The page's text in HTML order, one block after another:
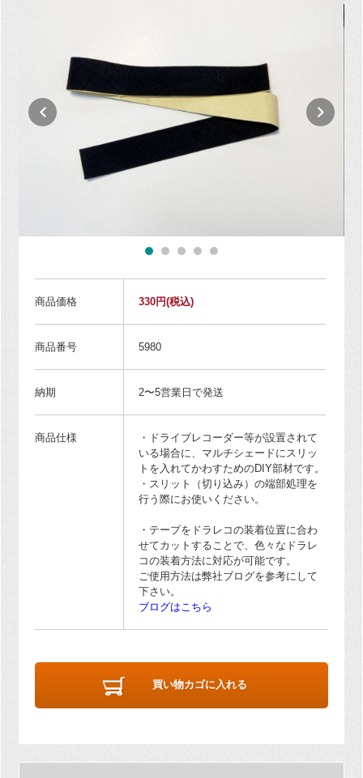
商品価格 330円(税込)
商品番号 5980
納期 2〜5営業日で発送
商品仕様
・ドライブレコーダー等が設置されて
いる場合に、マルチシェードにスリッ
トを入れてかわすためのDIY部材です。
・スリット（切り込み）の端部処理を
行う際にお使いください。
・テープをドラレコの装着位置に合わ
せてカットすることで、色々なドラレ
コの装着方法に対応が可能です。
ご使用方法は弊社ブログを参考にして
下さい。
ブログはこちら
買い物カゴに入れる